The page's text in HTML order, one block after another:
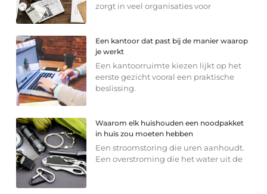
zorgt in veel organisaties voor
Een kantoor dat past bij de manier waarop
je werkt
Een kantoorruimte kiezen lijkt op het
eerste gezicht vooral een praktische
beslissing.
Waarom elk huishouden een noodpakket
in huis zou moeten hebben
Een stroomstoring die uren aanhoudt.
Een overstroming die het water uit de